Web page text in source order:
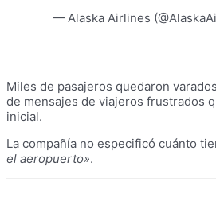
— Alaska Airlines
Miles de pasajeros quedaron
de mensajes de viajeros frustrados
inicial.
La compañía no especificó cuánto
el aeropuerto».